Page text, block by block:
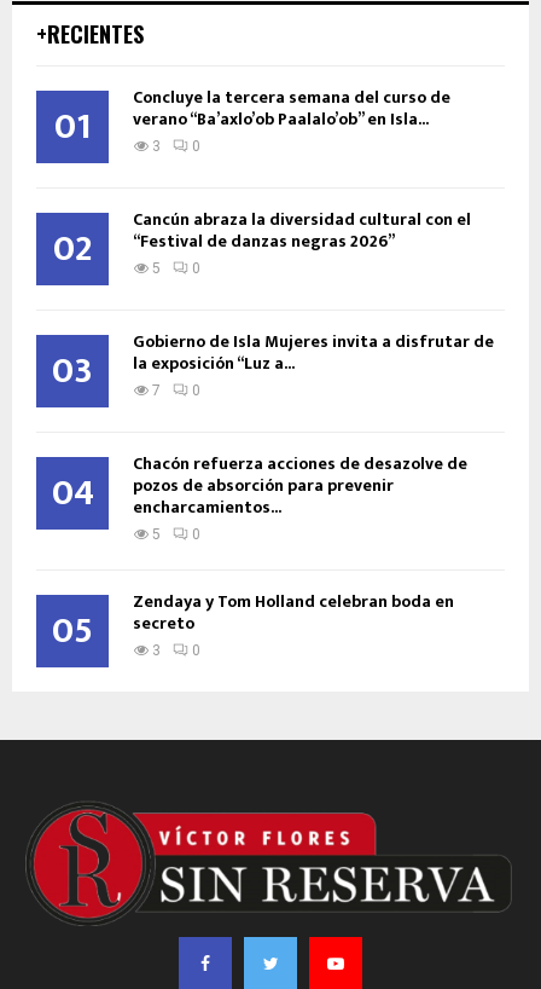
+RECIENTES
01 Concluye la tercera semana del curso de
verano “Ba’axlo’ob Paalalo’ob” en Isla...
3 0
02 Cancún abraza la diversidad cultural con el
“Festival de danzas negras 2026”
5 0
03 Gobierno de Isla Mujeres invita a disfrutar de
la exposición “Luz a...
7 0
04 Chacón refuerza acciones de desazolve de
pozos de absorción para prevenir
encharcamientos...
5 0
05 Zendaya y Tom Holland celebran boda en
secreto
3 0